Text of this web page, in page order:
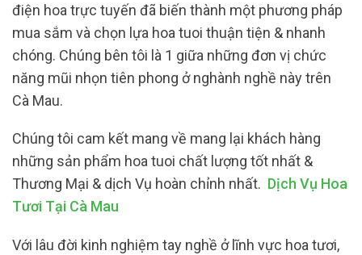
điện hoa trực tuyến đã biến thành một phương pháp
mua sắm và chọn lựa hoa tuoi thuận tiện & nhanh
chóng. Chúng bên tôi là 1 giữa những đơn vị chức
năng mũi nhọn tiên phong ở nghành nghề này trên
Cà Mau.
Chúng tôi cam kết mang về mang lại khách hàng
những sản phẩm hoa tuoi chất lượng tốt nhất &
Thương Mại & dịch Vụ hoàn chỉnh nhất. Dịch Vụ Hoa
Tươi Tại Cà Mau
Với lâu đời kinh nghiệm tay nghề ở lĩnh vực hoa tươi,